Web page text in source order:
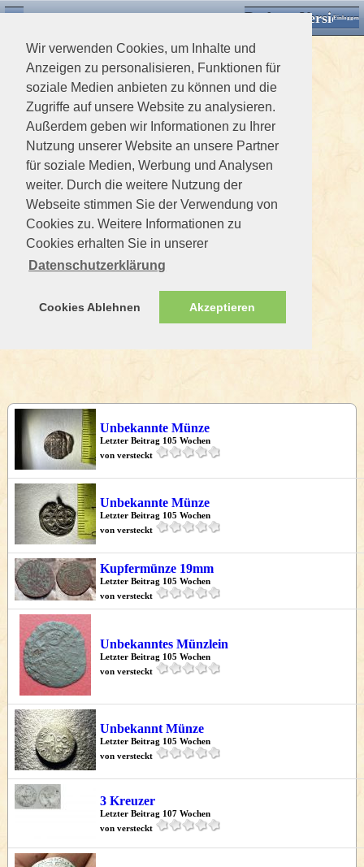
Wir verwenden Cookies, um Inhalte und
Anzeigen zu personalisieren, Funktionen für
soziale Medien anbieten zu können und die
Zugriffe auf unsere Website zu analysieren.
Außerdem geben wir Informationen zu Ihrer
Nutzung unserer Website an unsere Partner
für soziale Medien, Werbung und Analysen
weiter. Durch die weitere Nutzung der
Webseite stimmen Sie der Verwendung von
Cookies zu. Weitere Informationen zu
Cookies erhalten Sie in unserer
Datenschutzerklärung
Cookies Ablehnen Akzeptieren
Desktop VersionEinloggen
Unbekannte Münze
Letzter Beitrag 105 Wochen
von versteckt
Unbekannte Münze
Letzter Beitrag 105 Wochen
von versteckt
Kupfermünze 19mm
Letzter Beitrag 105 Wochen
von versteckt
Unbekanntes Münzlein
Letzter Beitrag 105 Wochen
von versteckt
Unbekannt Münze
Letzter Beitrag 105 Wochen
von versteckt
3 Kreuzer
Letzter Beitrag 107 Wochen
von versteckt